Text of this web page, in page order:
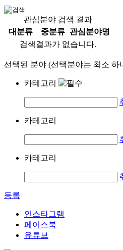
관심분야 검색 결과
대분류
중분류
관심분야명
검색결과가 없습니다.
선택된 분야 (선택분야는 최소
카테고리
카테고리
카테고리
등록
인스타그램
페이스북
유튜브